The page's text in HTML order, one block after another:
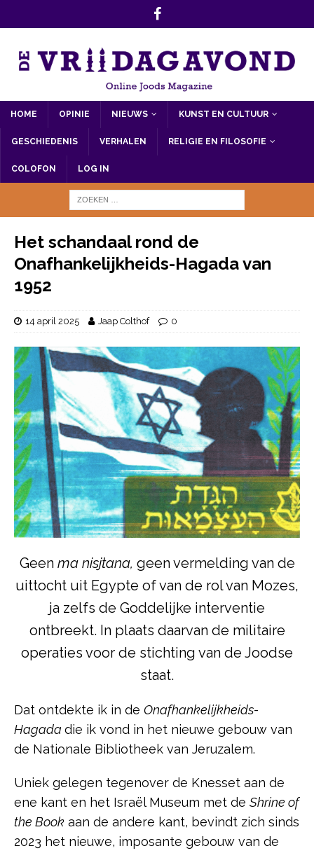
HOME OPINIE NIEUWS KUNST EN CULTUUR
GESCHIEDENIS VERHALEN RELIGIE EN FILOSOFIE
COLOFON LOG IN
Het schandaal rond de
Onafhankelijkheids-Hagada van
1952
14 april 2025 Jaap Colthof 0
Geen ma nisjtana, geen vermelding van de
uittocht uit Egypte of van de rol van Mozes,
ja zelfs de Goddelijke interventie
ontbreekt. In plaats daarvan de militaire
operaties voor de stichting van de Joodse
staat.
Dat ontdekte ik in de Onafhankelijkheids-
Hagadadie ik vond in het nieuwe gebouw van
de Nationale Bibliotheek van Jeruzalem.
Uniek gelegen tegenover de Knesset aan de
ene kant en het Israël Museum met de Shrine of
the Book aan de andere kant, bevindt zich sinds
2023 het nieuwe, imposante gebouw van de